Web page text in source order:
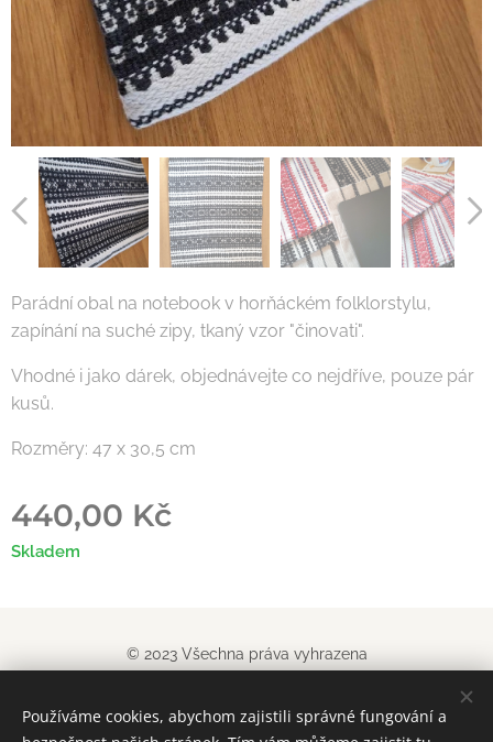
Parádní obal na notebook v horňáckém folklorstylu,
zapínání na suché zipy, tkaný vzor "činovati".
Vhodné i jako dárek, objednávejte co nejdříve, pouze pár
kusů.
Rozměry: 47 x 30,5 cm
440,00 Kč
Skladem
© 2023 Všechna práva vyhrazena
Vytvořeno službou Webnode Cookies
Používáme cookies, abychom zajistili správné fungování a